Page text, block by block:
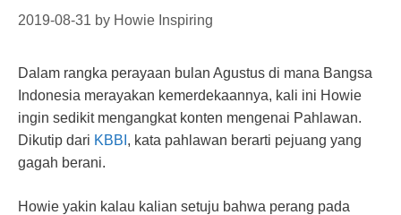
2019-08-31 by Howie Inspiring
Dalam rangka perayaan bulan Agustus di mana Bangsa
Indonesia merayakan kemerdekaannya, kali ini Howie
ingin sedikit mengangkat konten mengenai Pahlawan.
Dikutip dari KBBI , kata pahlawan berarti pejuang yang
gagah berani.
Howie yakin kalau kalian setuju bahwa perang pada